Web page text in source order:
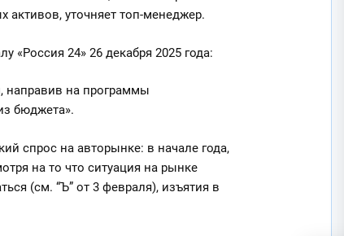
уточняет топ-менеджер.
«Россия 24» 26 декабря 2025 года:
направив на программы
бюджета».
спрос на авторынке: в начале года,
на то что ситуация на рынке
(см. “Ъ” от 3 февраля), изъятия в